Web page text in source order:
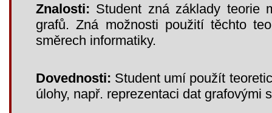
Znalosti: Student zná základy teorie
grafů. Zná možnosti použití těchto
směrech informatiky.
Dovednosti: Student umí použít
úlohy, např. reprezentaci dat grafovými